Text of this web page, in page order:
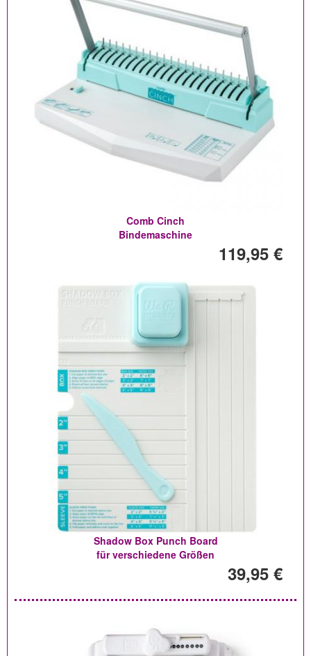
Comb Cinch
Bindemaschine
119,95 €
Shadow Box Punch Board
für verschiedene Größen
39,95 €